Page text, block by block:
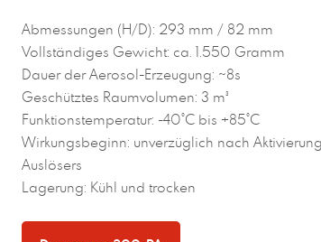
Abmessungen (H/D): 293 mm / 82 mm
Vollständiges Gewicht: ca. 1.550 Gramm
Dauer der Aerosol-Erzeugung: ~8s
Geschütztes Raumvolumen: 3 m³
Funktionstemperatur: -40°C bis +85°C
Wirkungsbeginn: unverzüglich nach
Auslösers
Lagerung: Kühl und trocken